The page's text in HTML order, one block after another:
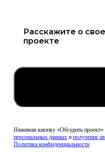
Нажимая кнопку «Обсудить проект»
персональных данных и получение
Политика конфиденциальности